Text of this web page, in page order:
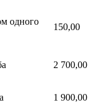
одного
150,00
2 700,00
1 900,00